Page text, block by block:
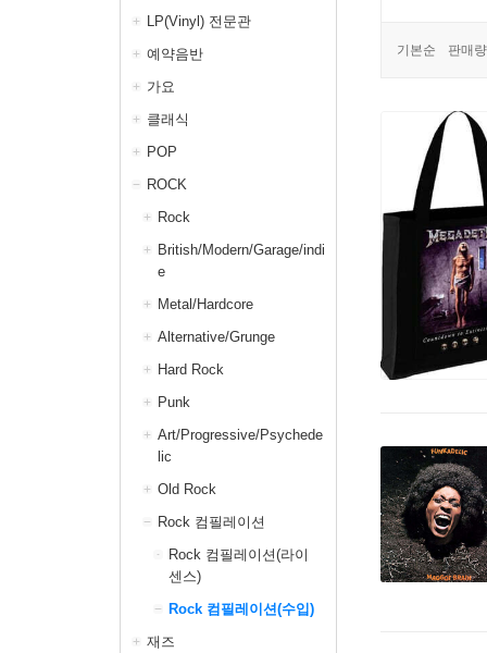
LP(Vinyl) 전문관
예약음반
가요
클래식
POP
ROCK
Rock
British/Modern/Garage/indi
e
Metal/Hardcore
Alternative/Grunge
Hard Rock
Punk
Art/Progressive/Psychede
lic
Old Rock
Rock 컴필레이션
Rock 컴필레이션(라이
센스)
Rock 컴필레이션(수입)
재즈
기본순 판매